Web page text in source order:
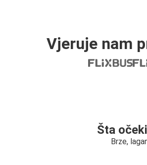
Vjeruje nam
Šta
Brze,